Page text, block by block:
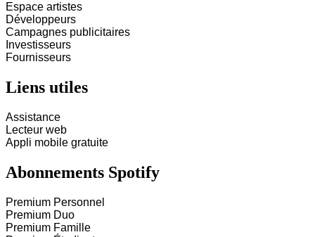
Espace artistes
Développeurs
Campagnes publicitaires
Investisseurs
Fournisseurs
Liens utiles
Assistance
Lecteur web
Appli mobile gratuite
Abonnements Spotify
Premium Personnel
Premium Duo
Premium Famille